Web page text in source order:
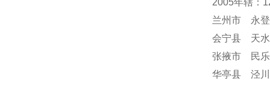
2005年辖：
兰州市 永
会宁县 天
张掖市 民
华亭县 泾